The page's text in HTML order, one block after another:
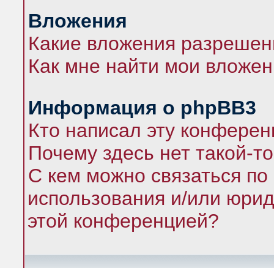
Вложения
Какие вложения
Как мне найти мои
Информация о phpBB3
Кто написал эту
Почему здесь нет такой-
С кем можно связаться по
использования и/или
этой конференцией?